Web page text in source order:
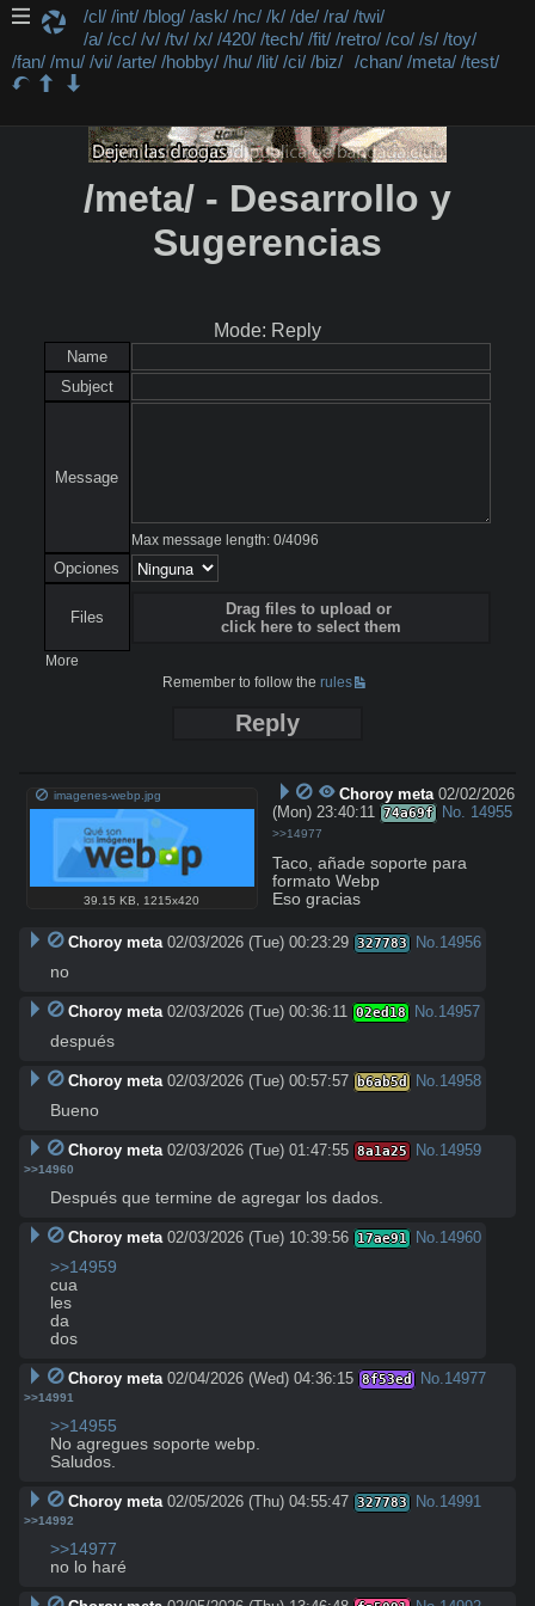
/cl/ /int/ /blog/ /ask/ /nc/ /k/ /de/ /ra/ /twi/
/a/ /cc/ /v/ /tv/ /x/ /420/ /tech/ /fit/ /retro/ /co/ /s/ /toy/
/fan/ /mu/ /vi/ /arte/ /hobby/ /hu/ /lit/ /ci/ /biz/ /chan/ /meta/ /test/
/meta/ - Desarrollo y
Sugerencias
Mode: Reply
Name
Subject
Message
Max message length: 0/4096
Opciones
Files
Drag files to upload or
click here to select them
More
Remember to follow therules
Reply
imagenes-webp.jpg
39.15 KB 1215x420
Choroy meta 02/02/2026
(Mon) 23:40:11 74a69f No. 14955
>>14977
Taco, añade soporte para
formato Webp
Eso gracias
Choroy meta 02/03/2026 (Tue) 00:23:29 327783 No.14956
no
Choroy meta 02/03/2026 (Tue) 00:36:11 02ed18 No.14957
después
Choroy meta 02/03/2026 (Tue) 00:57:57 b6ab5d No.14958
Bueno
Choroy meta 02/03/2026 (Tue) 01:47:55 8a1a25 No.14959
>>14960
Después que termine de agregar los dados.
Choroy meta 02/03/2026 (Tue) 10:39:56 17ae91 No.14960
>>14959
cua
les
da
dos
Choroy meta 02/04/2026 (Wed) 04:36:15 8f53ed No.14977
>>14991
>>14955
No agregues soporte webp.
Saludos.
Choroy meta 02/05/2026 (Thu) 04:55:47 327783 No.14991
>>14992
>>14977
no lo haré